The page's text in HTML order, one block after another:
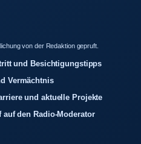
von der Redaktion gepruft.
und Besichtigungstipps
Vermächtnis
und aktuelle Projekte
auf den Radio-Moderator